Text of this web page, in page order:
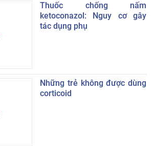
Thuốc chống nấm
ketoconazol: Nguy cơ gây
tác dụng phụ
Những trẻ không được dùng
corticoid